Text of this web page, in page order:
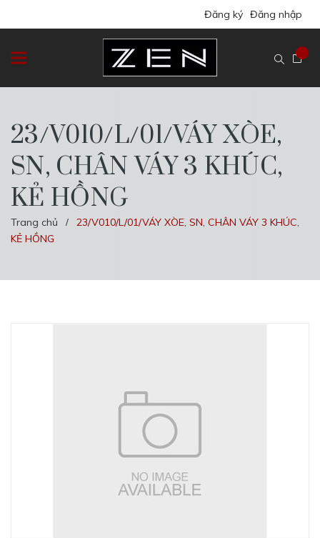
Đăng ký Đăng nhập
23/V010/L/01/VÁY XÒE,
SN, CHÂN VÁY 3 KHÚC,
KẺ HỒNG
Trang chủ /
23/V010/L/01/VÁY XÒE, SN, CHÂN VÁY 3 KHÚC,
KẺ HỒNG